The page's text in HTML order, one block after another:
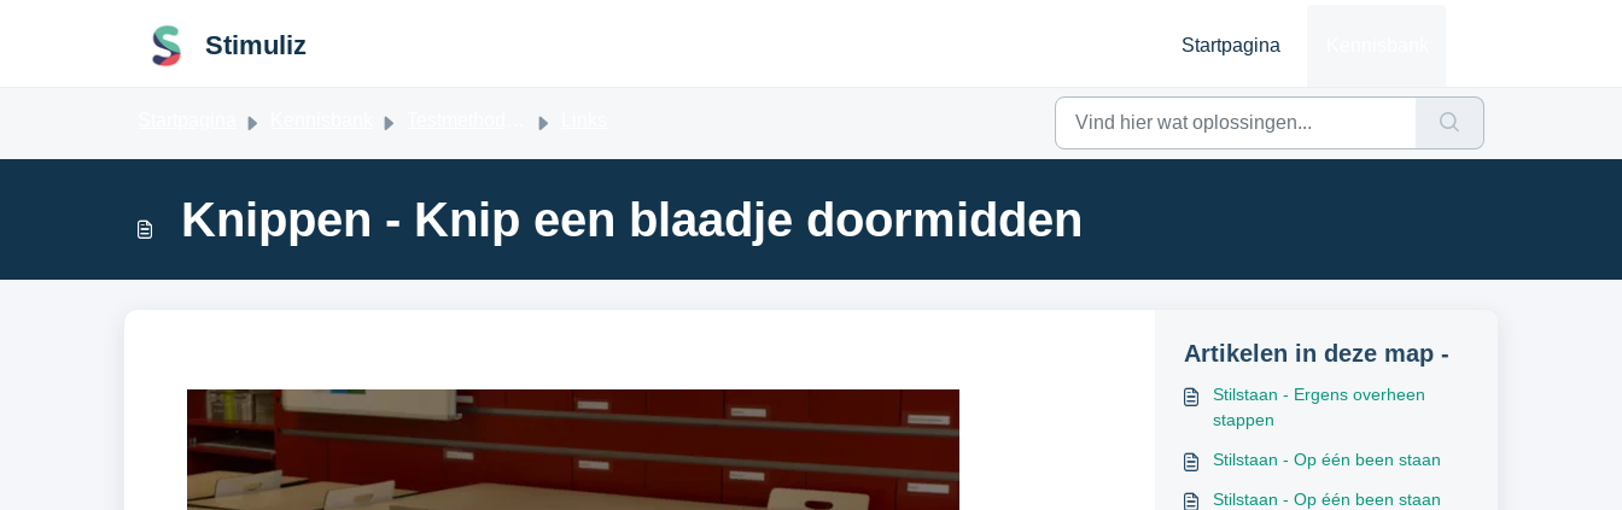
Stimuliz Startpagina
Knippen - Knip een blaadje doormidden
Artikelen in deze map -
Stilstaan - Ergens overheen
stappen
Stilstaan - Op één been staan
Stilstaan - Op één been staan